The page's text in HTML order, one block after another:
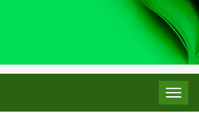
Núm. 26 (2009): Puesta en escena y